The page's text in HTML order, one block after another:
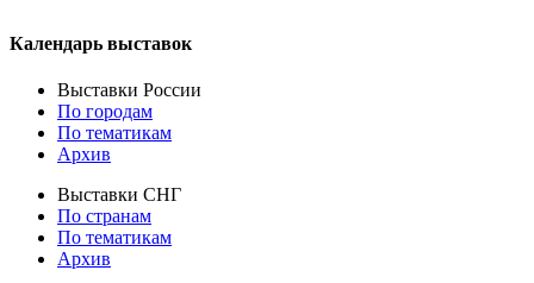
Календарь выставок
Выставки России
По городам
По тематикам
Архив
Выставки СНГ
По странам
По тематикам
Архив